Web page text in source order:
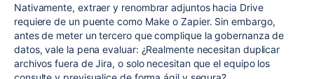
Nativamente, extraer y renombrar adjuntos hacia Drive
requiere de un puente como Make o Zapier. Sin embargo,
antes de meter un tercero que complique la gobernanza de
datos, vale la pena evaluar: ¿Realmente necesitan duplicar
archivos fuera de Jira, o solo necesitan que el equipo los